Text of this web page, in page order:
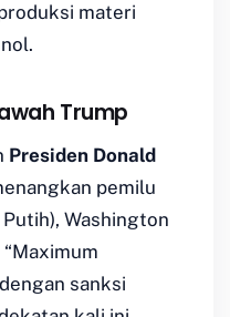
materi
Trump
Presiden Donald
pemilu
Washington
“Maximum
sanksi